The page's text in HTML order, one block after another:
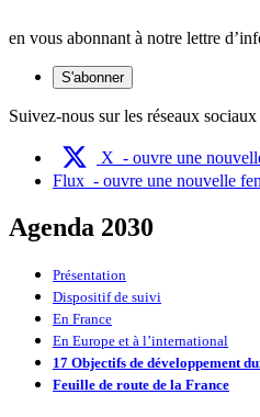
en vous abonnant à notre lettre
S'abonner
Suivez-nous sur les réseaux sociaux
X - ouvre une
Flux - ouvre une nouvelle
Agenda 2030
Présentation
Dispositif de suivi
En France
En Europe et à l’international
17 Objectifs de développement
Feuille de route de la France